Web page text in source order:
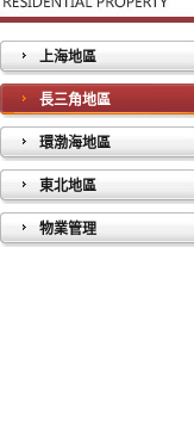
上海地區
長三角地區
環渤海地區
東北地區
物業管理